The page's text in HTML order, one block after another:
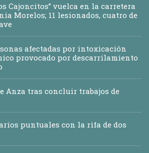
Cajoncitos” vuelca en la carretera
Morelos; 11 lesionados, cuatro de
afectadas por intoxicación
provocado por descarrilamiento
Anza tras concluir trabajos de
puntuales con la rifa de dos